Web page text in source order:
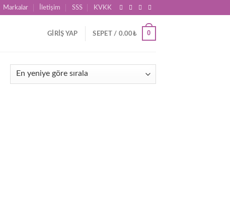
Markalar İletişim SSS KVKK
GIRIŞ YAP SEPET / 0.00₺ 0